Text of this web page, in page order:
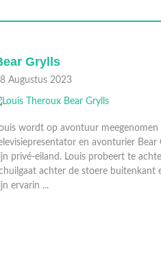
Yungblud
11 Augustus 2023